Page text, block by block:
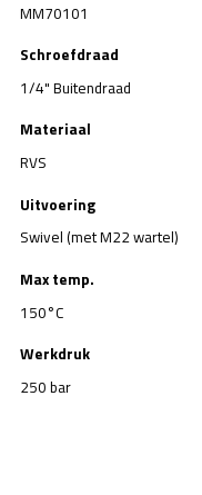
MM70101
Schroefdraad
1/4" Buitendraad
Materiaal
RVS
Uitvoering
Swivel (met M22 wartel)
Max temp.
150°C
Werkdruk
250 bar